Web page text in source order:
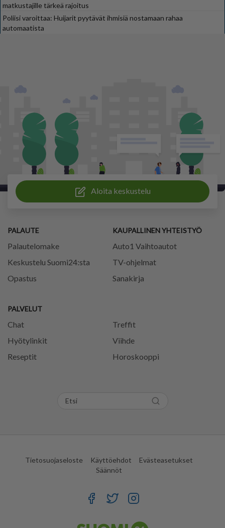
matkustajille tärkeä rajoitus
Poliisi varoittaa: Huijarit pyytävät ihmisiä nostamaan rahaa
automaatista
Aloita keskustelu
PALAUTE
Palautelomake
Keskustelu Suomi24:sta
Opastus
PALVELUT
Chat
Treffit
Hyötylinkit
Viihde
Reseptit
Horoskooppi
KAUPALLINEN YHTEISTYÖ
Auto1 Vaihtoautot
TV-ohjelmat
Sanakirja
Tietosuojaseloste Käyttöehdot
Evästeasetukset
Säännöt